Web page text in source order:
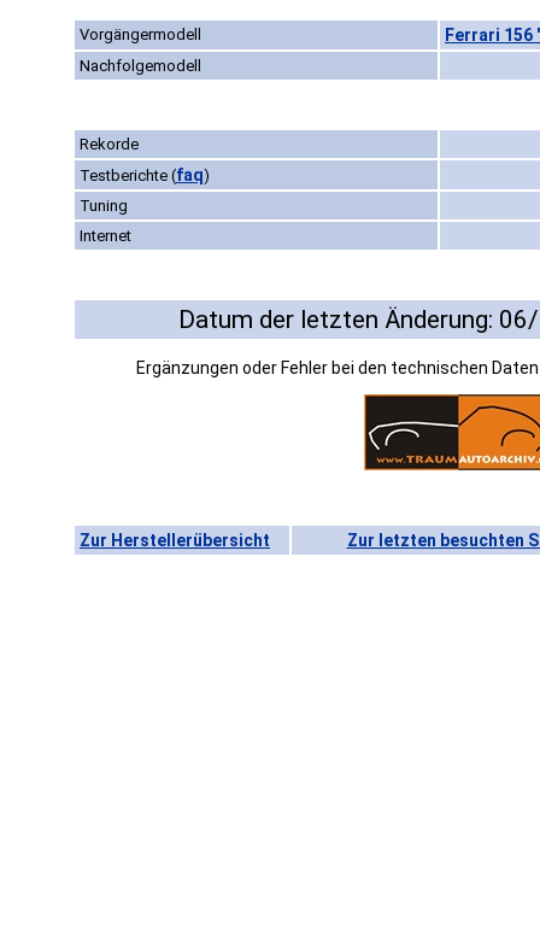
Vorgängermodell Ferrari 156
Nachfolgemodell
Rekorde
Testberichte (faq)
Tuning
Internet
Datum der letzten Änderung:
Ergänzungen oder Fehler bei den technischen
Zur Herstellerübersicht Zur letzten besuchten